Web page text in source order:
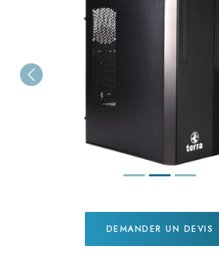
Previous
DEMANDER UN DEVIS